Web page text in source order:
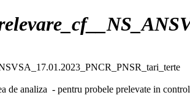
de analiza - pentru probele prelevate in